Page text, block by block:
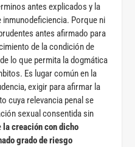
antes explicados y la
Porque ni
antes afirmado para
de la condición de
lo que permita la dogmática
Es lugar común en la
exigir para afirmar la
cuya relevancia penal se
sexual consentida sin
la creación con dicho
grado de riesgo